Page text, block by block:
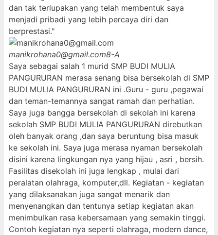
dan tak terlupakan yang telah membentuk saya
menjadi pribadi yang lebih percaya diri dan
berprestasi."
manikrohana0@gmail.com8-A
Saya sebagai salah 1 murid SMP BUDI MULIA
PANGURURAN merasa senang bisa bersekolah di SMP
BUDI MULIA PANGURURAN ini .Guru - guru ,pegawai
dan teman-temannya sangat ramah dan perhatian.
Saya juga bangga bersekolah di sekolah ini karena
sekolah SMP BUDI MULIA PANGURURAN direbutkan
oleh banyak orang ,dan saya beruntung bisa masuk
ke sekolah ini. Saya juga merasa nyaman bersekolah
disini karena lingkungan nya yang hijau , asri , bersih.
Fasilitas disekolah ini juga lengkap , mulai dari
peralatan olahraga, komputer,dll. Kegiatan - kegiatan
yang dilaksanakan juga sangat menarik dan
menyenangkan dan tentunya setiap kegiatan akan
menimbulkan rasa kebersamaan yang semakin tinggi.
Contoh kegiatan nya seperti olahraga, modern dance,